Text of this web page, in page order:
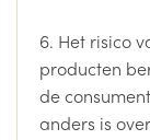
6. Het risico
producten
de
anders is